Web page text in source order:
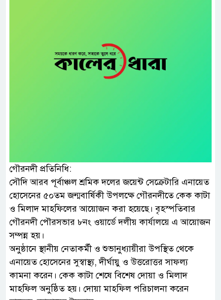
গৌরনদী প্রতিনিধি:
সৌদি আরব পূর্বাঞ্চল শ্রমিক দলের জয়েন্ট সেক্রেটারি এনায়েত
হোসেনের ৫০তম জন্মবার্ষিকী উপলক্ষে গৌরনদীতে কেক কাটা
ও মিলাদ মাহফিলের আয়োজন করা হয়েছে। বৃহস্পতিবার
গৌরনদী পৌরসভার ৮নং ওয়ার্ডে দলীয় কার্যালয়ে এ আয়োজন
সম্পন্ন হয়।
অনুষ্ঠানে স্থানীয় নেতাকর্মী ও শুভানুধ্যায়ীরা উপস্থিত থেকে
এনায়েত হোসেনের সুস্বাস্থ্য, দীর্ঘায়ু ও উত্তরোত্তর সাফল্য
কামনা করেন। কেক কাটা শেষে বিশেষ দোয়া ও মিলাদ
মাহফিল অনুষ্ঠিত হয়। দোয়া মাহফিল পরিচালনা করেন